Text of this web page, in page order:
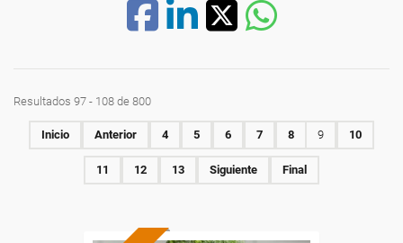
Resultados 97 - 108 de 800
Inicio Anterior 4 5 6 7 8 9 10
11 12 13 Siguiente Final